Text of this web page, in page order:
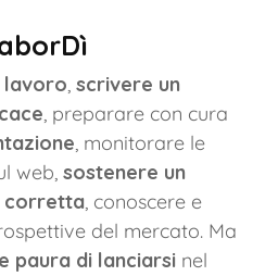
, scrivere un
, preparare con cura
, monitorare le
web, sostenere un
corretta, conoscere e
del mercato. Ma
paura di lanciarsi nel